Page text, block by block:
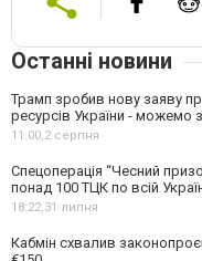
Останні новини
Трамп зробив нову заяву
ресурсів України - можемо
11:00,2 серпня
Спецоперація “Чесний
понад 100 ТЦК по всій
18:22,31 липня
Кабмін схвалив